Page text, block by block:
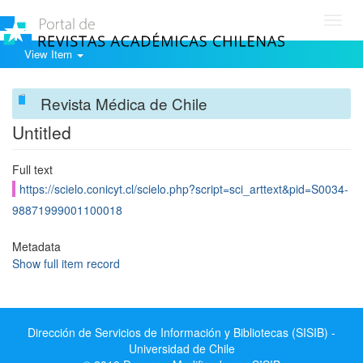
View Item
Revista Médica de Chile
Untitled
Full text
https://scielo.conicyt.cl/scielo.php?script=sci_arttext&pid=S0034-
98871999001100018
Metadata
Show full item record
Dirección de Servicios de Información y Bibliotecas (SISIB) -
Universidad de Chile